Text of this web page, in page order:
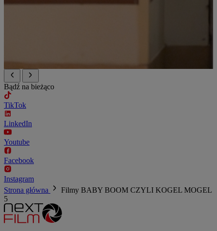
Bądź na bieżąco
TikTok
LinkedIn
Youtube
Facebook
Instagram
Strona główna
Filmy BABY BOOM CZYLI KOGEL MOGEL
5